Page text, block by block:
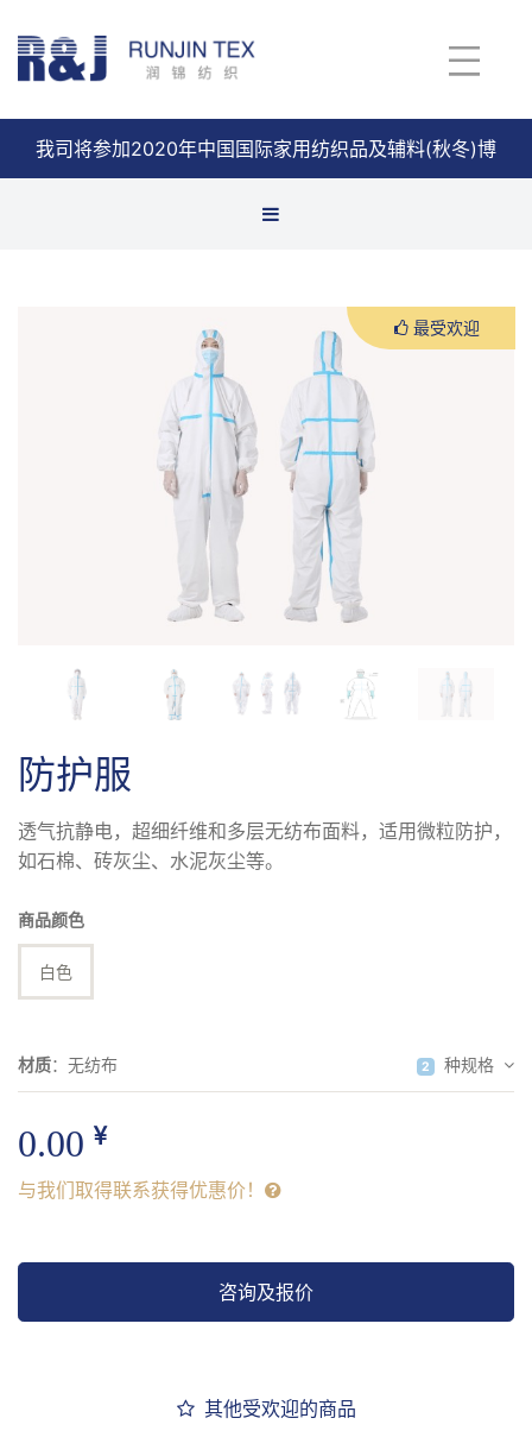
我司将参加2020年中国国际家用纺织品及辅料(秋冬)博
查看详情
医护服
手套
其他
最受欢迎
防护服
透气抗静电，超细纤维和多层无纺布面料，适用微粒防护，
如石棉、砖灰尘、水泥灰尘等。
商品颜色
白色
材质： 无纺布 2 种规格
0.00
与我们取得联系获得优惠价！
咨询及报价
其他受欢迎的商品